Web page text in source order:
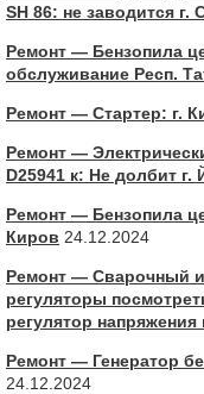
SH 86: не заводится г.
Ремонт — Бензопила
обслуживание Респ.
Ремонт — Стартер: г.
Ремонт —
D25941 к: Не долбит
Ремонт — Бензопила
Киров 24.12.2024
Ремонт — Сварочный
регуляторы
регулятор напряжения
Ремонт — Генератор
24.12.2024